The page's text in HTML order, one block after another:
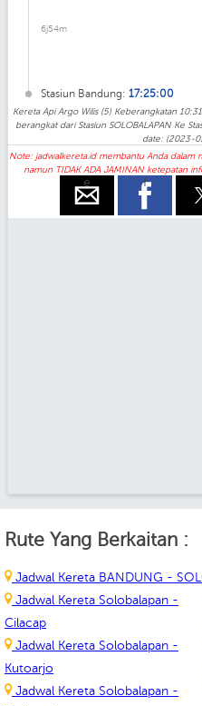
6j54m
Stasiun Bandung: 17:25:00
Kereta Api Argo Wilis (5) Keberangkatan
berangkat dari Stasiun SOLOBALAPAN Ke
date: (2023-
Note: jadwalkereta.id membantu Anda dalam
namun TIDAK ADA JAMINAN ketepatan
e f
Rute Yang Berkaitan :
Jadwal Kereta BANDUNG -
Jadwal Kereta Solobalapan -
Cilacap
Jadwal Kereta Solobalapan -
Kutoarjo
Jadwal Kereta Solobalapan -